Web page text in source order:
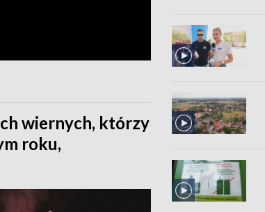
wiernych, którzy
roku,